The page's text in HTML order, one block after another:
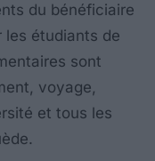
du bénéficiaire
les étudiants de
sont
voyage,
et tous les